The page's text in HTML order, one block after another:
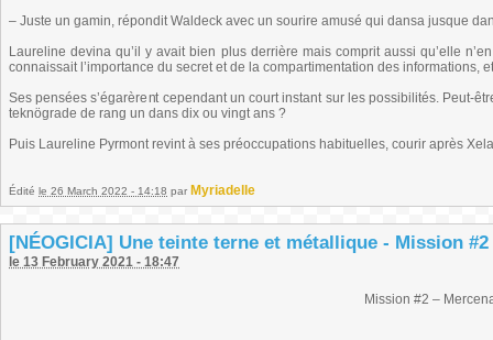
– Juste un gamin, répondit Waldeck avec un sourire amusé qui dansa jusque
Laureline devina qu’il y avait bien plus derrière mais comprit aussi qu’elle
connaissait l’importance du secret et de la compartimentation des informations,
Ses pensées s’égarèrent cependant un court instant sur les possibilités. Peut-
teknögrade de rang un dans dix ou vingt ans ?
Puis Laureline Pyrmont revint à ses préoccupations habituelles, courir après
Édité le 26 March 2022 - 14:18 par Myriadelle
[NÉOGICIA] Une teinte terne et métallique - Mission #2
le 13 February 2021 - 18:47
Mission #2 –